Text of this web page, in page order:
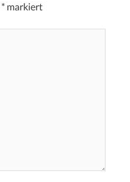
* markiert